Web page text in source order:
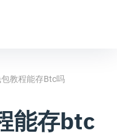
教程能存btc吗
能存btc